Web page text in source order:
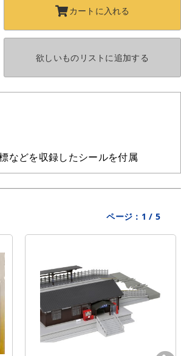
カートに入れる
欲しいものリストに追加する
などを収録したシールを付属
ページ： 1 / 5